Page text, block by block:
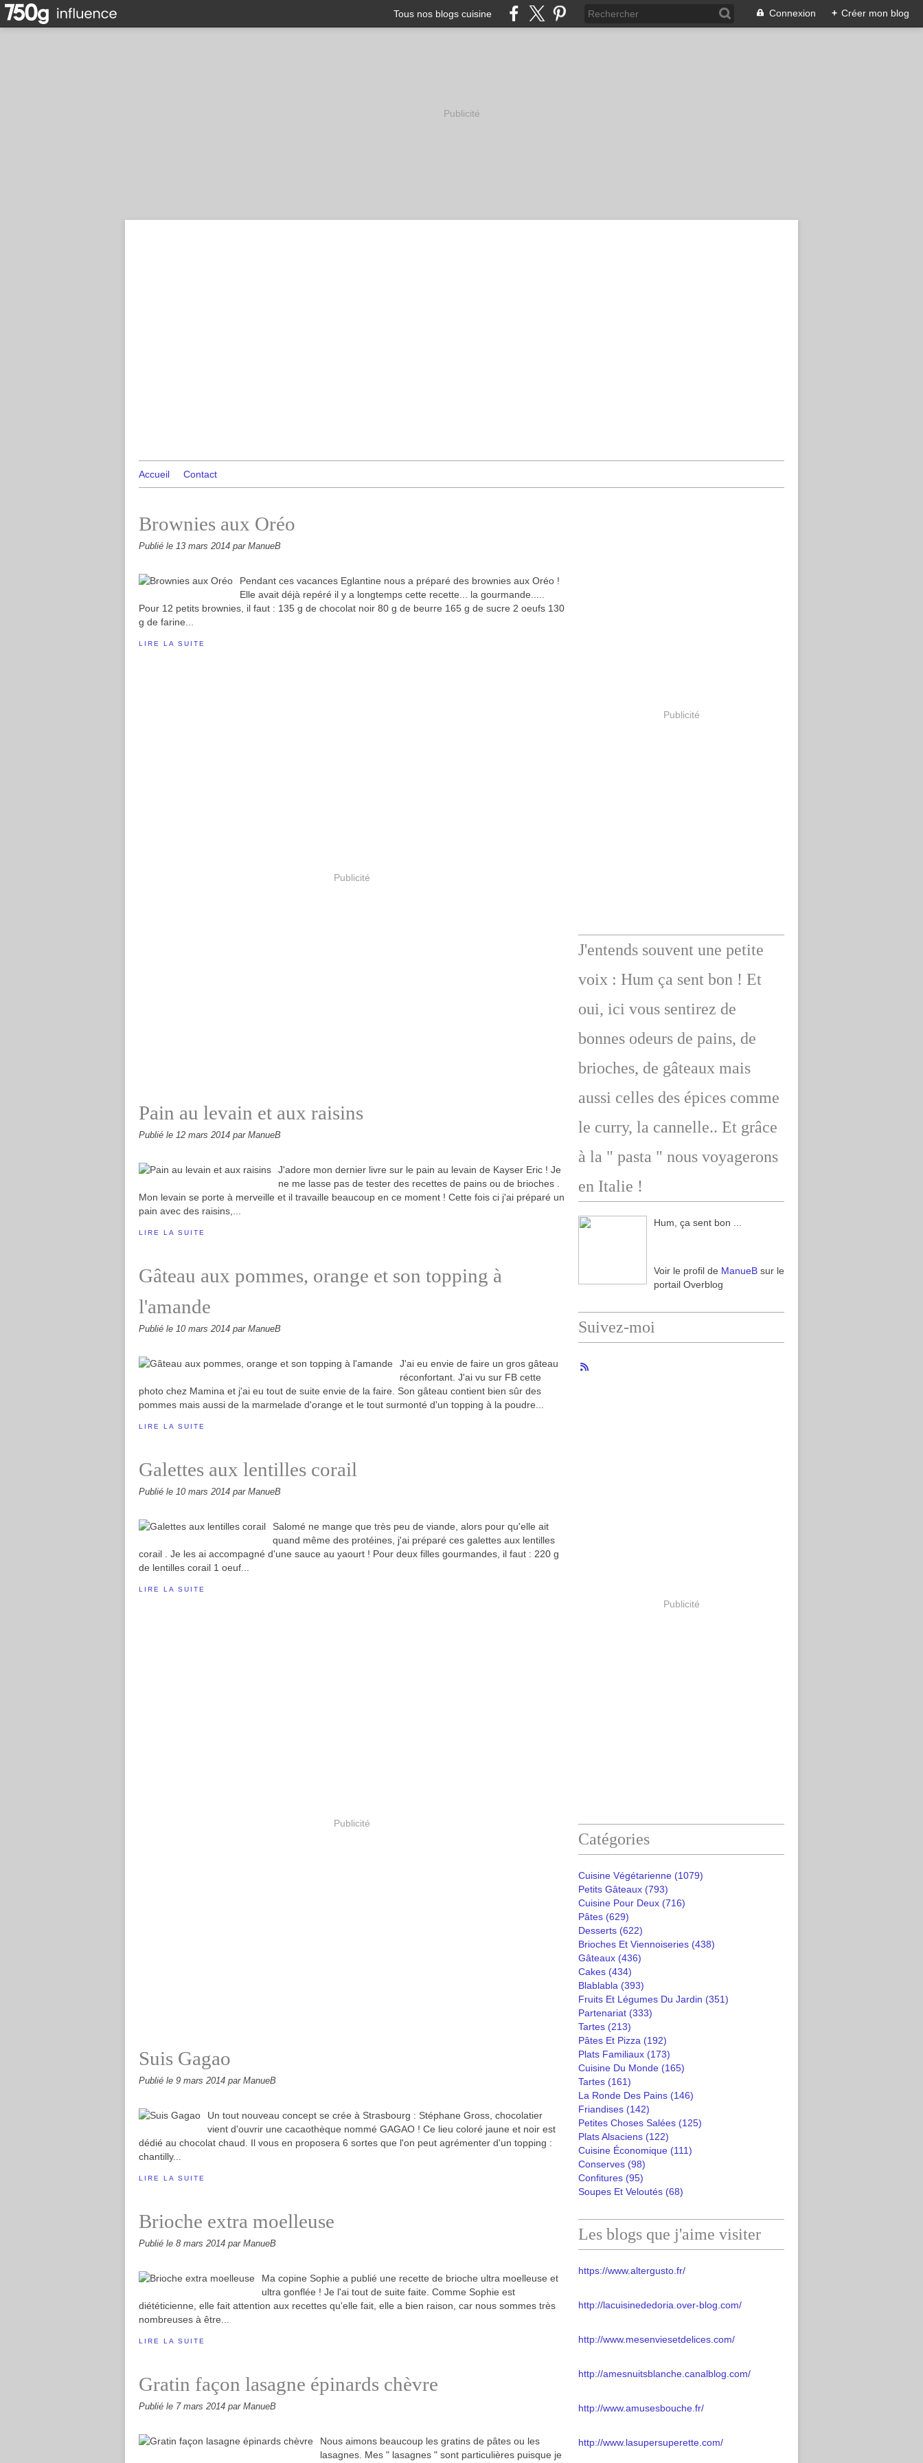
Tous nos blogs cuisine Connexion + Créer mon blog
Publicité
Accueil Contact
Brownies aux Oréo
Publié le 13 mars 2014 par ManueB
Pendant ces vacances Eglantine nous a préparé des brownies aux Oréo !
Elle avait déjà repéré il y a longtemps cette recette... la gourmande.....
Pour 12 petits brownies, il faut : 135 g de chocolat noir 80 g de beurre 165 g de sucre 2 oeufs 130
g de farine...
LIRE LA SUITE
Publicité
Pain au levain et aux raisins
Publié le 12 mars 2014 par ManueB
J'adore mon dernier livre sur le pain au levain de Kayser Eric ! Je
ne me lasse pas de tester des recettes de pains ou de brioches .
Mon levain se porte à merveille et il travaille beaucoup en ce moment ! Cette fois ci j'ai préparé un
pain avec des raisins,...
LIRE LA SUITE
Gâteau aux pommes, orange et son topping à
l'amande
Publié le 10 mars 2014 par ManueB
J'ai eu envie de faire un gros gâteau
réconfortant. J'ai vu sur FB cette
photo chez Mamina et j'ai eu tout de suite envie de la faire. Son gâteau contient bien sûr des
pommes mais aussi de la marmelade d'orange et le tout surmonté d'un topping à la poudre...
LIRE LA SUITE
Galettes aux lentilles corail
Publié le 10 mars 2014 par ManueB
Salomé ne mange que très peu de viande, alors pour qu'elle ait
quand même des protéines, j'ai préparé ces galettes aux lentilles
corail . Je les ai accompagné d'une sauce au yaourt ! Pour deux filles gourmandes, il faut : 220 g
de lentilles corail 1 oeuf...
LIRE LA SUITE
Publicité
Suis Gagao
Publié le 9 mars 2014 par ManueB
Un tout nouveau concept se crée à Strasbourg : Stéphane Gross, chocolatier
vient d'ouvrir une cacaothèque nommé GAGAO ! Ce lieu coloré jaune et noir est
dédié au chocolat chaud. Il vous en proposera 6 sortes que l'on peut agrémenter d'un topping :
chantilly...
LIRE LA SUITE
Brioche extra moelleuse
Publié le 8 mars 2014 par ManueB
Ma copine Sophie a publié une recette de brioche ultra moelleuse et
ultra gonflée ! Je l'ai tout de suite faite. Comme Sophie est
diététicienne, elle fait attention aux recettes qu'elle fait, elle a bien raison, car nous sommes très
nombreuses à être...
LIRE LA SUITE
Gratin façon lasagne épinards chèvre
Publié le 7 mars 2014 par ManueB
Nous aimons beaucoup les gratins de pâtes ou les
lasagnes. Mes " lasagnes " sont particulières puisque je
Publicité
J'entends souvent une petite
voix : Hum ça sent bon ! Et
oui, ici vous sentirez de
bonnes odeurs de pains, de
brioches, de gâteaux mais
aussi celles des épices comme
le curry, la cannelle.. Et grâce
à la " pasta " nous voyagerons
en Italie !
Hum, ça sent bon ...
Voir le profil de ManueB sur le
portail Overblog
Suivez-moi
Publicité
Catégories
Cuisine Végétarienne (1079)
Petits Gâteaux (793)
Cuisine Pour Deux (716)
Pâtes (629)
Desserts (622)
Brioches Et Viennoiseries (438)
Gâteaux (436)
Cakes (434)
Blablabla (393)
Fruits Et Légumes Du Jardin (351)
Partenariat (333)
Tartes (213)
Pâtes Et Pizza (192)
Plats Familiaux (173)
Cuisine Du Monde (165)
Tartes (161)
La Ronde Des Pains (146)
Friandises (142)
Petites Choses Salées (125)
Plats Alsaciens (122)
Cuisine Économique (111)
Conserves (98)
Confitures (95)
Soupes Et Veloutés (68)
Les blogs que j'aime visiter
https://www.altergusto.fr/
http://lacuisinededoria.over-blog.com/
http://www.mesenviesetdelices.com/
http://amesnuitsblanche.canalblog.com/
http://www.amusesbouche.fr/
http://www.lasupersuperette.com/